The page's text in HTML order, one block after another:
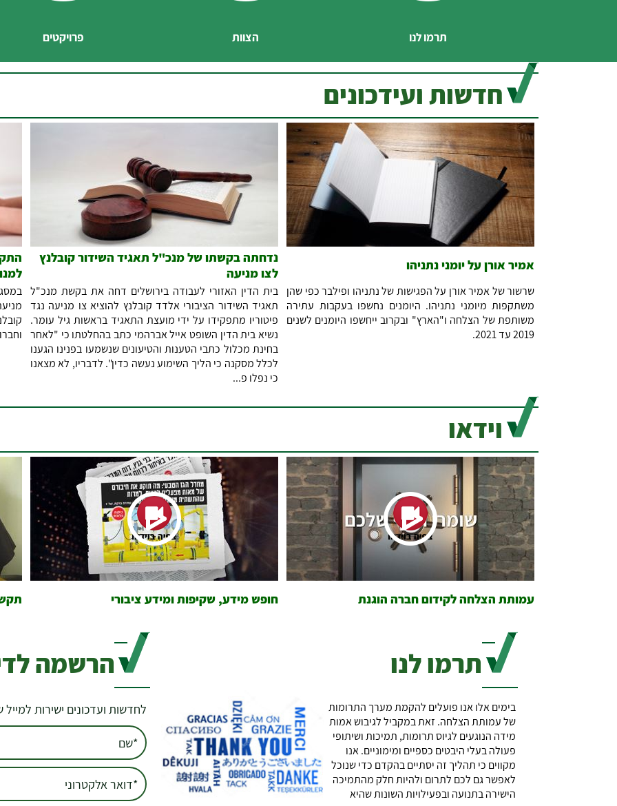
תרמו לנו הצוות פרויקטים
חדשות ועידכונים
אמיר אורן על יומני נתניהו
שרשור של אמיר אורן על הפגישות של נתניהו ופילבר כפי שהן
משתקפות מיומני נתניהו. היומנים נחשפו בעקבות עתירה
משותפת של הצלחה ו"הארץ" ובקרוב ייחשפו היומנים לשנים
2019 עד 2021.
נדחתה בקשתו של מנכ"ל תאגיד השידור קובלנץ
לצו מניעה
בית הדין האזורי לעבודה בירושלים דחה את בקשת מנכ"ל
תאגיד השידור הציבורי אלדד קובלנץ להוציא צו מניעה נגד
פיטוריו מתפקידו על ידי מועצת התאגיד בראשות גיל עומר.
נשיא בית הדין השופט אייל אברהמי כתב בהחלטתו כי "לאחר
בחינת מכלול כתבי הטענות והטיעונים שנשמעו בפנינו הגענו
לכלל מסקנה כי הליך השימוע נעשה כדין". לדבריו, לא מצאנו
כי נפלו פ...
וידאו
עמותת הצלחה לקידום חברה הוגנת חופש מידע, שקיפות ומידע ציבורי
תרמו לנו
בימים אלו אנו פועלים להקמת מערך התרומות
של עמותת הצלחה. זאת במקביל לגיבוש אמות
מידה הנוגעים לגיוס תרומות, תמיכות ושיתופי
פעולה בעלי היבטים כספיים ומימוניים. אנו
מקווים כי תהליך זה יסתיים בהקדם כדי שנוכל
לאפשר גם לכם לתרום ולהיות חלק מהתמיכה
הישירה בתנועה ובפעילויות השונות שהיא
הרשמה